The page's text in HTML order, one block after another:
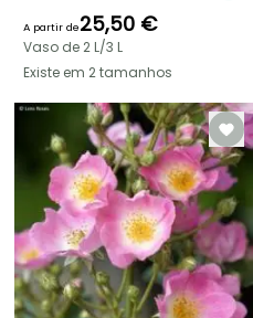
A partir de25,50 €
Vaso de 2 L/3 L
Existe em 2 tamanhos